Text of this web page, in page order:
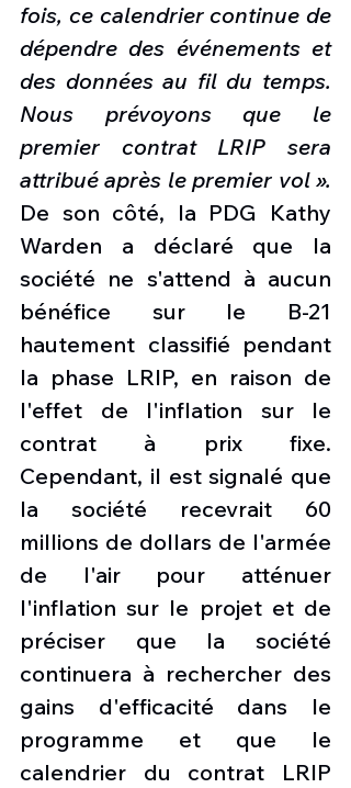
fois, ce calendrier continue de
dépendre des événements et
des données au fil du temps.
Nous prévoyons que le
premier contrat LRIP sera
De son côté, la PDG Kathy
Warden a déclaré que la
société ne s'attend à aucun
bénéfice sur le B-21
hautement classifié pendant
la phase LRIP, en raison de
l'effet de l'inflation sur le
contrat à prix fixe.
Cependant, il est signalé que
la société recevrait 60
millions de dollars de l'armée
de l'air pour atténuer
l'inflation sur le projet et de
préciser que la société
continuera à rechercher des
gains d'efficacité dans le
programme et que le
calendrier du contrat LRIP